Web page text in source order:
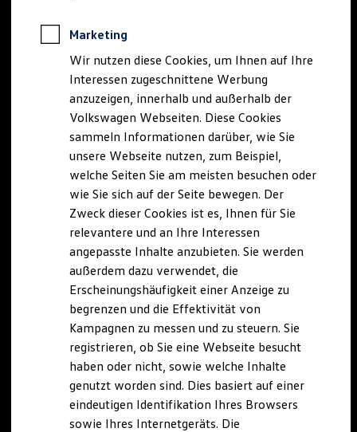
Rekuperation
Laden unterwegs
Laden Zuhause
Ladestationen finden
Ladezeitensimulator
Batterie
Sicherheit
Nachhaltigkeit
Technologie
Kosten und Kauf
Kaufoptionen
E-Auto-Förderung
Software und Konnektivität
Die ID. Software 6
ID. Software Versionen und Updates
Digitale Extras
Schnittstellen zu Ihrem ID.
Hybridautos
Marke und Erlebnis
Volkswagen R und R Experience
R-Modelle
R Experience
Driving Experience
Volkswagen entdecken
Werkbesichtigung
Marketing
Wir nutzen diese Cookies, um Ihnen auf Ihre
Interessen zugeschnittene Werbung
anzuzeigen, innerhalb und außerhalb der
Volkswagen Webseiten. Diese Cookies
sammeln Informationen darüber, wie Sie
unsere Webseite nutzen, zum Beispiel,
welche Seiten Sie am meisten besuchen oder
wie Sie sich auf der Seite bewegen. Der
Zweck dieser Cookies ist es, Ihnen für Sie
relevantere und an Ihre Interessen
angepasste Inhalte anzubieten. Sie werden
außerdem dazu verwendet, die
Erscheinungshäufigkeit einer Anzeige zu
begrenzen und die Effektivität von
Kampagnen zu messen und zu steuern. Sie
registrieren, ob Sie eine Webseite besucht
haben oder nicht, sowie welche Inhalte
genutzt worden sind. Dies basiert auf einer
eindeutigen Identifikation Ihres Browsers
sowie Ihres Internetgeräts. Die